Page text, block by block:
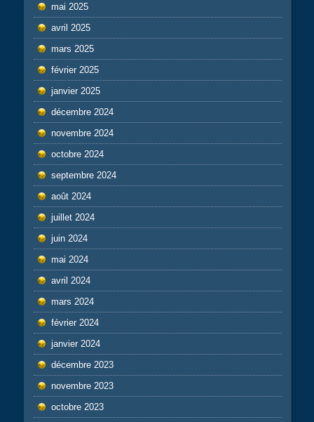
mai 2025
avril 2025
mars 2025
février 2025
janvier 2025
décembre 2024
novembre 2024
octobre 2024
septembre 2024
août 2024
juillet 2024
juin 2024
mai 2024
avril 2024
mars 2024
février 2024
janvier 2024
décembre 2023
novembre 2023
octobre 2023